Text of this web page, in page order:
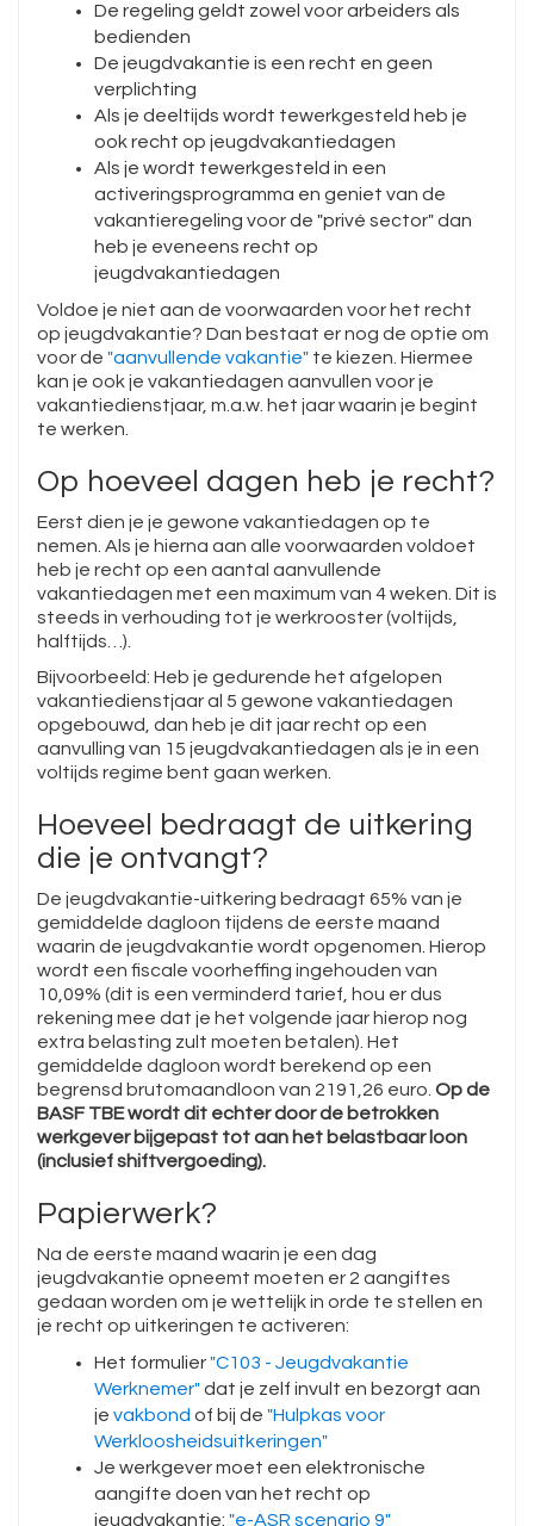
De regeling geldt zowel voor arbeiders als
bedienden
De jeugdvakantie is een recht en geen
verplichting
Als je deeltijds wordt tewerkgesteld heb je
ook recht op jeugdvakantiedagen
Als je wordt tewerkgesteld in een
activeringsprogramma en geniet van de
vakantieregeling voor de "privé sector" dan
heb je eveneens recht op
jeugdvakantiedagen
Voldoe je niet aan de voorwaarden voor het recht
op jeugdvakantie? Dan bestaat er nog de optie om
voor de "aanvullende vakantie" te kiezen. Hiermee
kan je ook je vakantiedagen aanvullen voor je
vakantiedienstjaar, m.a.w. het jaar waarin je begint
te werken.
Op hoeveel dagen heb je recht?
Eerst dien je je gewone vakantiedagen op te
nemen. Als je hierna aan alle voorwaarden voldoet
heb je recht op een aantal aanvullende
vakantiedagen met een maximum van 4 weken. Dit is
steeds in verhouding tot je werkrooster (voltijds,
halftijds…).
Bijvoorbeeld: Heb je gedurende het afgelopen
vakantiedienstjaar al 5 gewone vakantiedagen
opgebouwd, dan heb je dit jaar recht op een
aanvulling van 15 jeugdvakantiedagen als je in een
voltijds regime bent gaan werken.
Hoeveel bedraagt de uitkering
die je ontvangt?
De jeugdvakantie-uitkering bedraagt 65% van je
gemiddelde dagloon tijdens de eerste maand
waarin de jeugdvakantie wordt opgenomen. Hierop
wordt een fiscale voorheffing ingehouden van
10,09% (dit is een verminderd tarief, hou er dus
rekening mee dat je het volgende jaar hierop nog
extra belasting zult moeten betalen). Het
gemiddelde dagloon wordt berekend op een
begrensd brutomaandloon van 2191,26 euro. Op de
BASF TBE wordt dit echter door de betrokken
werkgever bijgepast tot aan het belastbaar loon
(inclusief shiftvergoeding).
Papierwerk?
Na de eerste maand waarin je een dag
jeugdvakantie opneemt moeten er 2 aangiftes
gedaan worden om je wettelijk in orde te stellen en
je recht op uitkeringen te activeren:
Het formulier"C103 - Jeugdvakantie
Werknemer"dat je zelf invult en bezorgt aan
je vakbond of bij de "Hulpkas voor
Werkloosheidsuitkeringen"
Je werkgever moet een elektronische
aangifte doen van het recht op
jeugdvakantie: "e-ASR scenario 9"